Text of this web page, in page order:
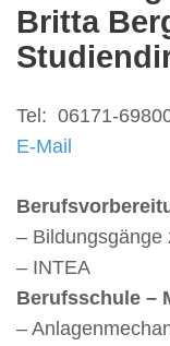
Britta
Tel: 06171-
E-Mail
– Bildungsgänge
– INTEA
Berufsschule –
–